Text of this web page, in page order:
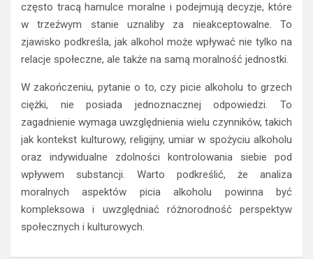
często tracą hamulce moralne i podejmują decyzje, które
w trzeźwym stanie uznaliby za nieakceptowalne. To
zjawisko podkreśla, jak alkohol może wpływać nie tylko na
relacje społeczne, ale także na samą moralność jednostki.
W zakończeniu, pytanie o to, czy picie alkoholu to grzech
ciężki, nie posiada jednoznacznej odpowiedzi. To
zagadnienie wymaga uwzględnienia wielu czynników, takich
jak kontekst kulturowy, religijny, umiar w spożyciu alkoholu
oraz indywidualne zdolności kontrolowania siebie pod
wpływem substancji. Warto podkreślić, że analiza
moralnych aspektów picia alkoholu powinna być
kompleksowa i uwzględniać różnorodność perspektyw
społecznych i kulturowych.